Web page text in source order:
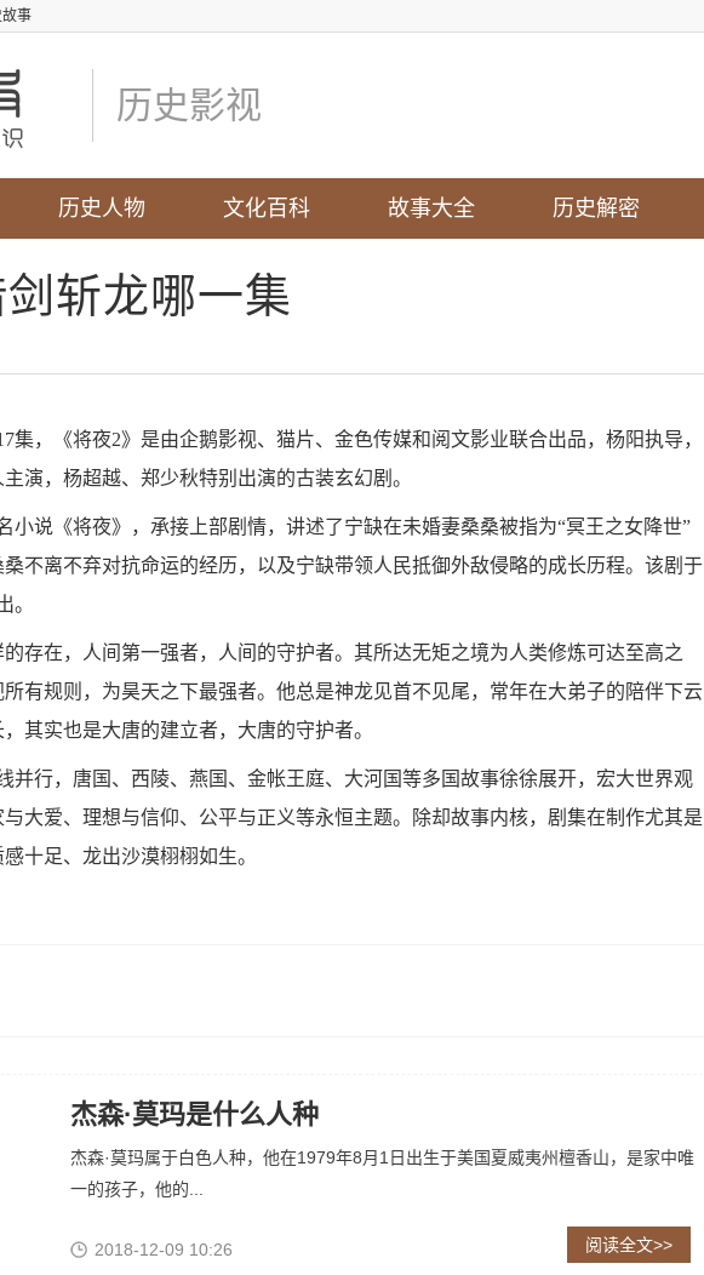
事
历史影视
历史人物 文化百科 故事大全 历史解密
斩龙哪一集
集，《将夜2》是由企鹅影视、猫片、金色传媒和阅文影业联合出品，杨阳执导，
演，杨超越、郑少秋特别出演的古装玄幻剧。
小说《将夜》，承接上部剧情，讲述了宁缺在未婚妻桑桑被指为“冥王之女降世”
不离不弃对抗命运的经历，以及宁缺带领人民抵御外敌侵略的成长历程。该剧于
。
存在，人间第一强者，人间的守护者。其所达无矩之境为人类修炼可达至高之
有规则，为昊天之下最强者。他总是神龙见首不见尾，常年在大弟子的陪伴下云
其实也是大唐的建立者，大唐的守护者。
并行，唐国、西陵、燕国、金帐王庭、大河国等多国故事徐徐展开，宏大世界观
大爱、理想与信仰、公平与正义等永恒主题。除却故事内核，剧集在制作尤其是
十足、龙出沙漠栩栩如生。
杰森·莫玛是什么人种
杰森·莫玛属于白色人种，他在1979年8月1日出生于美国夏威夷州檀香山，是家中唯
一的孩子，他的...
2018-12-09 10:26 阅读全文>>